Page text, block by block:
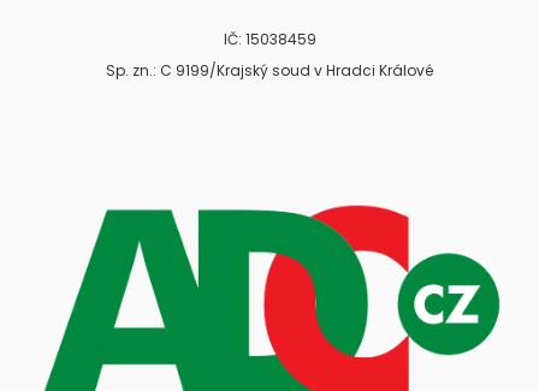
IČ: 15038459
Sp. zn.: C 9199/Krajský soud v Hradci Králové